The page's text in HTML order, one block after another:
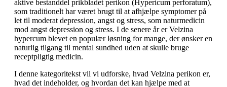
aktive bestanddel prikbladet perikon (Hypericum perforatum),
som traditionelt har været brugt til at afhjælpe symptomer på
let til moderat depression, angst og stress, som naturmedicin
mod angst depression og stress. I de senere år er Velzina
hypercum blevet en populær løsning for mange, der ønsker en
naturlig tilgang til mental sundhed uden at skulle bruge
receptpligtig medicin.
I denne kategoritekst vil vi udforske, hvad Velzina perikon er,
hvad det indeholder, og hvordan det kan hjælpe med at